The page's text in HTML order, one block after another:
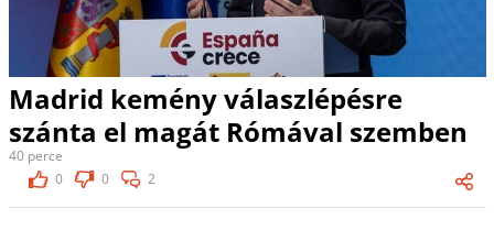
Madrid kemény válaszlépésre
szánta el magát Rómával szemben
40 perce
0
0 2